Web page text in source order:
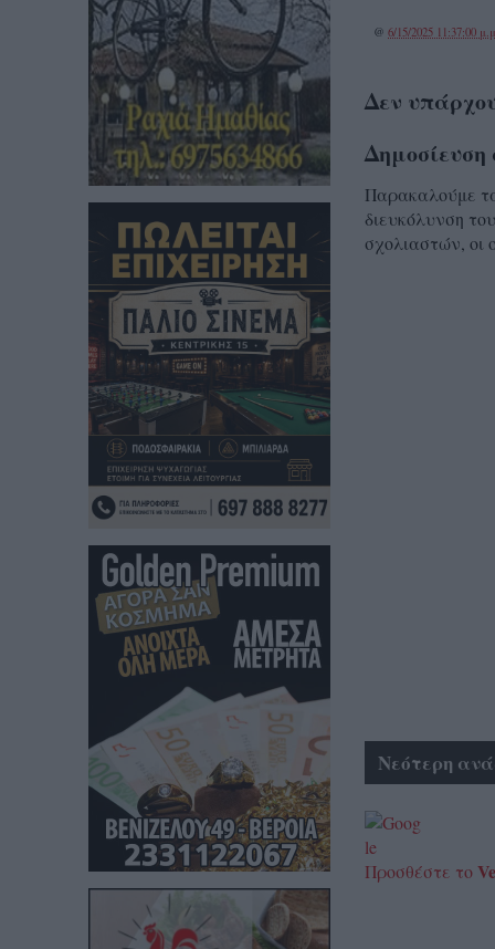
@ 6/15/2025 11:37:00
Δεν
Δημοσίευση
Παρακαλούμε
διευκόλυνση
σχολιαστών, οι
Νεότερη
Προσθέστε το